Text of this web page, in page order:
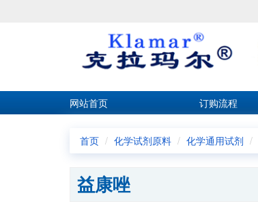
网站首页 订购流程
首页 化学试剂原料 化学通用试剂
益康唑